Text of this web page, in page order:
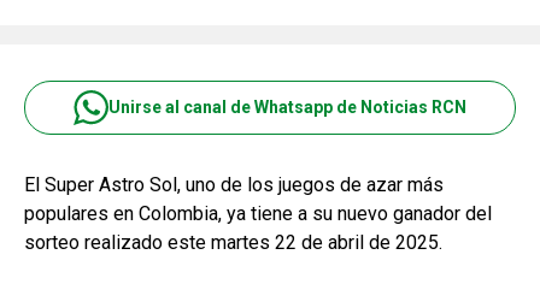
Unirse al canal de Whatsapp de Noticias RCN
El Super Astro Sol, uno de los juegos de azar más
populares en Colombia, ya tiene a su nuevo ganador del
sorteo realizado este martes 22 de abril de 2025.